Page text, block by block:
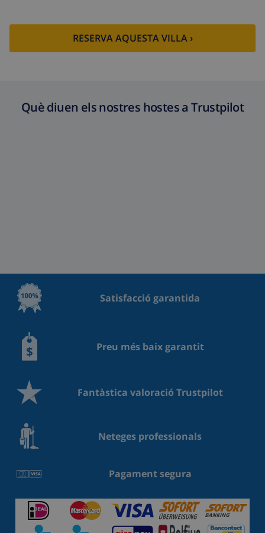
RESERVA AQUESTA VILLA ›
Què diuen els nostres hostes a Trustpilot
Satisfacció garantida
Preu més baix garantit
Fantàstica valoració Trustpilot
Neteges professionals
Pagament segura